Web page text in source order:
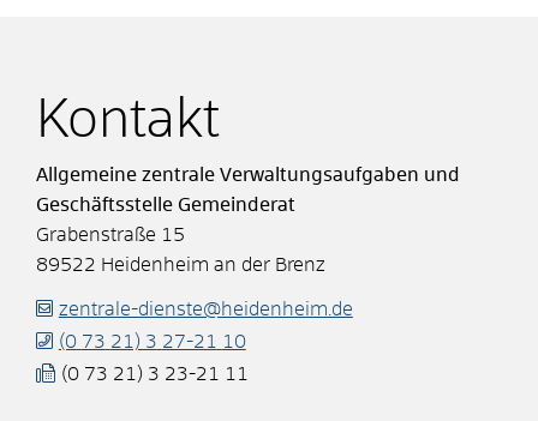
Kontakt
Allgemeine zentrale Verwaltungsaufgaben und
Geschäftsstelle Gemeinderat
Grabenstraße 15
89522 Heidenheim an der Brenz
zentrale-dienste@heidenheim.de
(0 73 21) 3 27-21
10
(0 73 21) 3 23-21 11